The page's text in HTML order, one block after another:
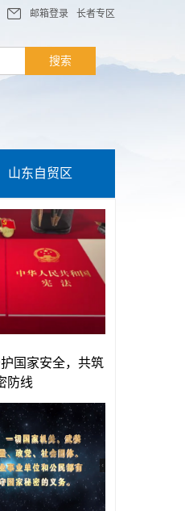
邮箱登录 长者专区
山东自贸区